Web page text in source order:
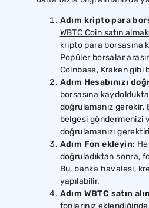
Adım kripto para
WBTC Coin satın
kripto para borsasına
Popüler borsalar
Coinbase, Kraken gibi
Adım Hesabınızı
borsasına
doğrulamanız gerekir.
belgesi göndermenizi
doğrulamanızı
Adım Fon ekleyin:
doğruladıktan sonra,
Bu, banka havalesi,
yapılabilir.
Adım WBTC satın
fonlarınız